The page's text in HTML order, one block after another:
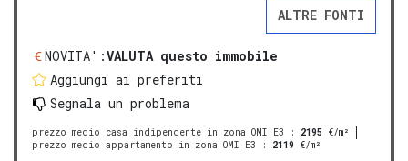
ALTRE FONTI
NOVITA':VALUTA questo immobile
Aggiungi ai preferiti
Segnala un problema
prezzo medio casa indipendente in zona OMI E3 : 2195 €/m²
prezzo medio appartamento in zona OMI E3 : 2119 €/m²